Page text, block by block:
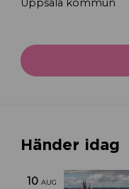
Uppsala kommun
Händer idag
10 AUG